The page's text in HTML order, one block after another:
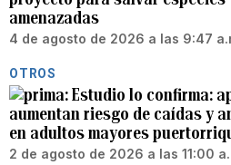
amenazadas
4 de agosto de 2026 a las 9:47
OTROS
Estudio lo confirma:
aumentan riesgo de caídas y
en adultos mayores
2 de agosto de 2026 a las 11:00